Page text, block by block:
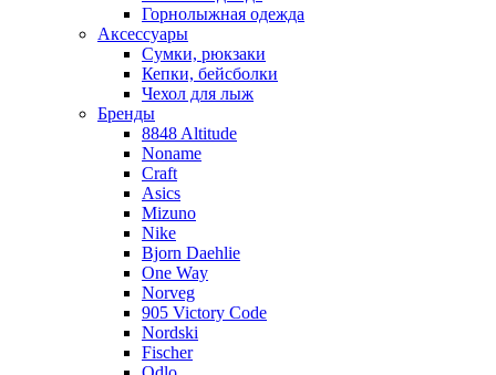
Горнолыжная одежда
Аксессуары
Сумки, рюкзаки
Кепки, бейсболки
Чехол для лыж
Бренды
8848 Altitude
Noname
Craft
Asics
Mizuno
Nike
Bjorn Daehlie
One Way
Norveg
905 Victory Code
Nordski
Fischer